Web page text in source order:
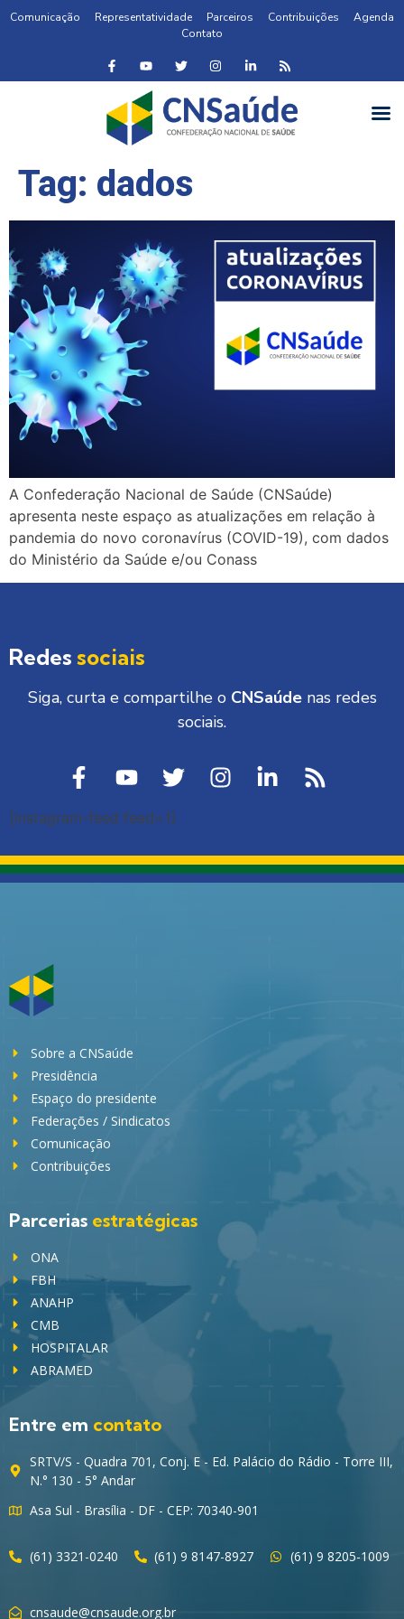
Comunicação Representatividade Parceiros Contribuições
Agenda
Contato
Tag: dados
A Confederação Nacional de Saúde (CNSaúde)
apresenta neste espaço as atualizações em relação à
pandemia do novo coronavírus (COVID-19), com dados
do Ministério da Saúde e/ou Conass
Redes sociais
Siga, curta e compartilhe o CNSaúdenas redes
sociais.
[instagram-feed feed=1]
Sobre a CNSaúde
Presidência
Espaço do presidente
Federações / Sindicatos
Comunicação
Contribuições
Parcerias estratégicas
ONA
FBH
ANAHP
CMB
HOSPITALAR
ABRAMED
Entre em contato
SRTV/S - Quadra 701, Conj. E - Ed. Palácio do Rádio - Torre III,
N.° 130 - 5° Andar
Asa Sul - Brasília - DF - CEP: 70340-901
(61) 3321-0240 (61) 9 8147-8927 (61) 9 8205-1009
cnsaude@cnsaude.org.br